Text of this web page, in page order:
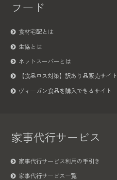
フード
食材宅配とは
生協とは
ネットスーパーとは
【食品ロス対策】訳あり品販売サイト
ヴィーガン食品を購入できるサイト
家事代行サービス
家事代行サービス利用の手引き
家事代行サービス一覧